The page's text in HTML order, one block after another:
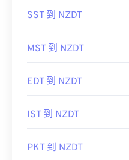
SST 到 NZDT
MST 到 NZDT
EDT 到 NZDT
IST 到 NZDT
PKT 到 NZDT